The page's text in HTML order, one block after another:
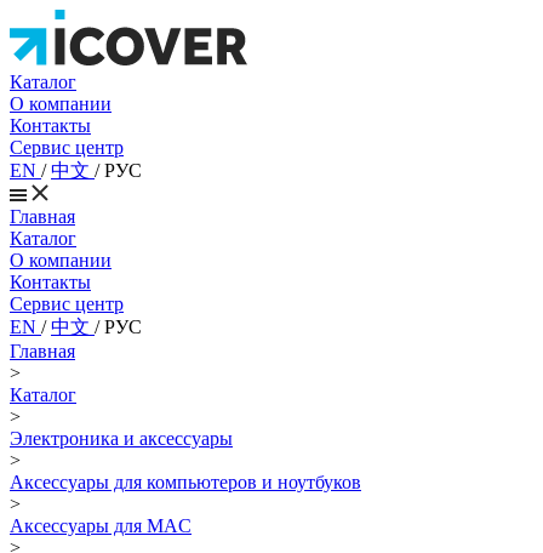
Каталог
О компании
Контакты
Сервис центр
EN /中文 /РУС
Главная
Каталог
О компании
Контакты
Сервис центр
EN /中文 /РУС
Главная
>
Каталог
>
Электроника и аксессуары
>
Аксессуары для компьютеров и ноутбуков
>
Аксессуары для MAC
>